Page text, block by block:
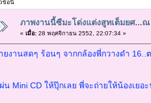
ข้อนี้
ภาพงานนี้ซีมะโด่งแต่งสูทเต็มยศ...
« เมื่อ:28 พฤศจิกายน 2552, 22:07:34 »
ยงานสดๆ ร้อนๆ จากกล้องพี่กวางดำ
น Mini CD ให้ปุ๊กเลย พี่จะถ่ายให้น้องเยอ